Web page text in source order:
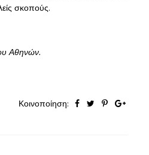
σκοπούς.
Αθηνών.
Κοινοποίηση: